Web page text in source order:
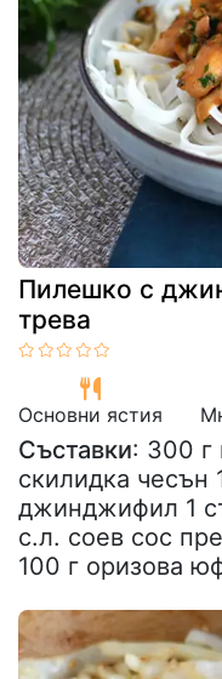
Пилешко с
трева
Основни ястия
Съставки: 300 г
скилидка чесън
джинджифил 1
с.л. соев сос
100 г оризова